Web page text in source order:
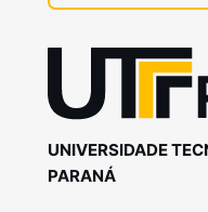
UNIVERSIDADE
PARANÁ